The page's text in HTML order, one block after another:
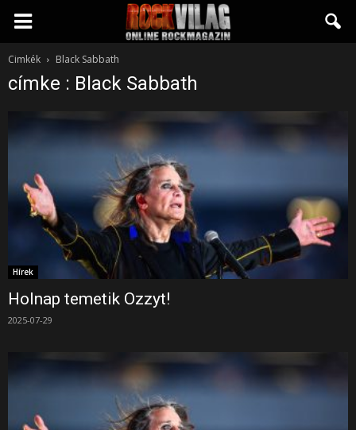
Rockvilág.hu
online
rockmagazin
Cimkék Black Sabbath
címke : Black Sabbath
Hírek
Holnap temetik Ozzyt!
2025-07-29